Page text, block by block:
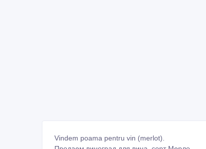
Vindem poama pentru vin (merlot).